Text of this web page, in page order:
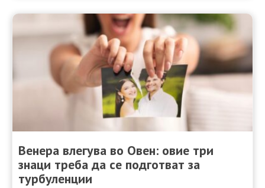
Венера влегува во Овен: овие три
знаци треба да се подготват за
турбуленции